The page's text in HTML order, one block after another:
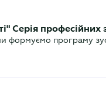
Календар
Серія професійних
формуємо програму